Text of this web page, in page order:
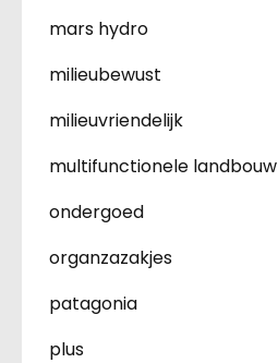
mars hydro
milieubewust
milieuvriendelijk
multifunctionele landbouw
ondergoed
organzazakjes
patagonia
plus